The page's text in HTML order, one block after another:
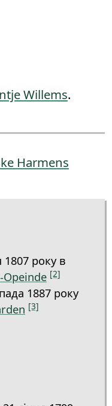
на цей
Willems.
Harmens
року в
Opeinde [2]
1887 року
[3]